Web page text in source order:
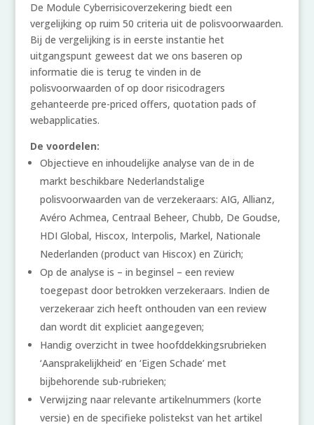
De Module Cyberrisicoverzekering biedt een
vergelijking op ruim 50 criteria uit de polisvoorwaarden.
Bij de vergelijking is in eerste instantie het
uitgangspunt geweest dat we ons baseren op
informatie die is terug te vinden in de
polisvoorwaarden of op door risicodragers
gehanteerde pre-priced offers, quotation pads of
webapplicaties.
De voordelen:
Objectieve en inhoudelijke analyse van de in de
markt beschikbare Nederlandstalige
polisvoorwaarden van de verzekeraars: AIG, Allianz,
Avéro Achmea, Centraal Beheer, Chubb, De Goudse,
HDI Global, Hiscox, Interpolis, Markel, Nationale
Nederlanden (product van Hiscox) en Zürich;
Op de analyse is – in beginsel – een review
toegepast door betrokken verzekeraars. Indien de
verzekeraar zich heeft onthouden van een review
dan wordt dit expliciet aangegeven;
Handig overzicht in twee hoofddekkingsrubrieken
‘Aansprakelijkheid’ en ‘Eigen Schade’ met
bijbehorende sub-rubrieken;
Verwijzing naar relevante artikelnummers (korte
versie) en de specifieke polistekst van het artikel